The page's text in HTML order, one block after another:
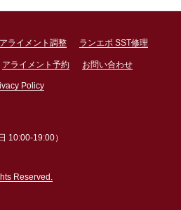
アライメント調整 ランエボ SST修理
アライメント予約 お問い合わせ
Policy
10:00-19:00）
Reserved.